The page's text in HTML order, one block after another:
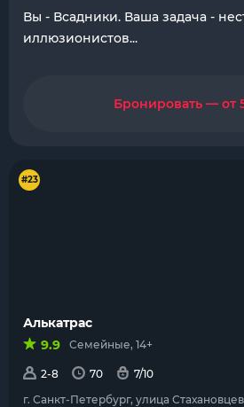
Вы - Всадники. Ваша задача -
иллюзионистов...
Бронировать — от
#23
Алькатрас
9.9
Семейные, 14+
2-8 70
7/10
г. Санкт-Петербург, улица